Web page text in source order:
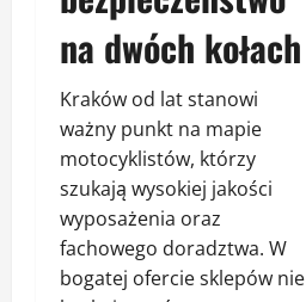
na dwóch kołach
Kraków od lat stanowi
ważny punkt na mapie
motocyklistów, którzy
szukają wysokiej jakości
wyposażenia oraz
fachowego doradztwa. W
bogatej ofercie sklepów nie